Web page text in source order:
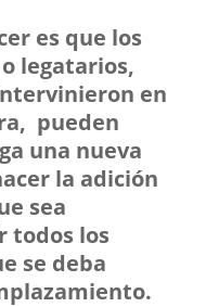
es que los
legatarios,
en
pueden
una nueva
la adición
sea
todos los
se deba